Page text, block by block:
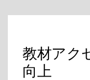
教材アク
向上